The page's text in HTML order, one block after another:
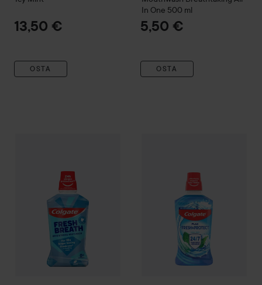
13,50 €
OSTA
In One 500 ml
5,50 €
OSTA